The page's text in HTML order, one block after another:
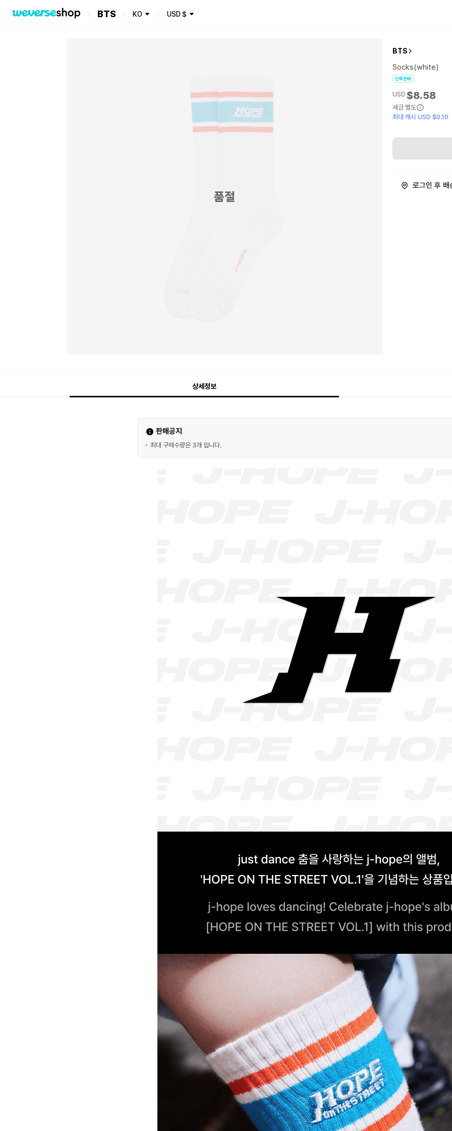
BTS KO USD$
품절
BTS
Socks(white)
단독판매
USD $8.58
세금 별도
최대 캐시 USD $0.10
로그인 후 배
상세정보
판매공지
최대 구매수량은 3개 입니다.